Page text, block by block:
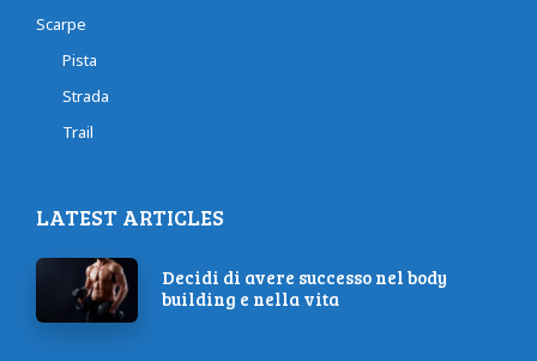
Scarpe
Pista
Strada
Trail
LATEST ARTICLES
Decidi di avere successo nel body
building e nella vita